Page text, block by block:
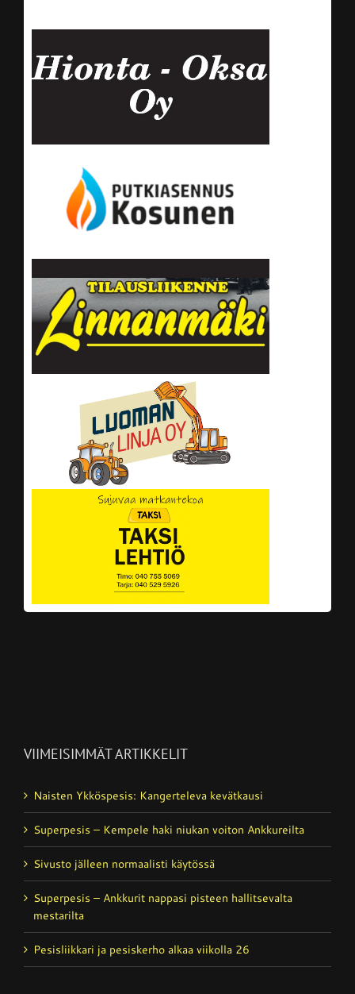
VIIMEISIMMÄT ARTIKKELIT
Naisten Ykköspesis: Kangerteleva kevätkausi
Superpesis – Kempele haki niukan voiton Ankkureilta
Sivusto jälleen normaalisti käytössä
Superpesis – Ankkurit nappasi pisteen hallitsevalta
mestarilta
Pesisliikkari ja pesiskerho alkaa viikolla 26